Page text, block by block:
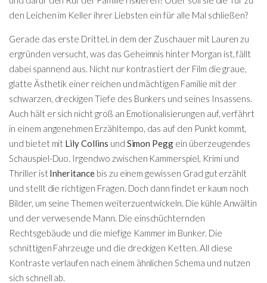
den Leichen im Keller ihrer Liebsten ein für alle Mal schließen?
Gerade das erste Drittel, in dem der Zuschauer mit Lauren zu
ergründen versucht, was das Geheimnis hinter Morgan ist, fällt
dabei spannend aus. Nicht nur kontrastiert der Film die graue,
glatte Ästhetik einer reichen und mächtigen Familie mit der
schwarzen, dreckigen Tiefe des Bunkers und seines Insassens.
Auch hält er sich nicht groß an Emotionalisierungen auf, verfährt
in einem angenehmen Erzähltempo, das auf den Punkt kommt,
und bietet mit Lily Collins und Simon Pegg ein überzeugendes
Schauspiel-Duo. Irgendwo zwischen Kammerspiel, Krimi und
Thriller ist Inheritancebis zu einem gewissen Grad gut erzählt
und stellt die richtigen Fragen. Doch dann findet er kaum noch
Bilder, um seine Themen weiterzuentwickeln. Die kühle Anwältin
und der verwesende Mann. Die einschüchternden
Rechtsgebäude und die miefige Kammer im Bunker. Die
schnittigen Fahrzeuge und die dreckigen Ketten. All diese
Kontraste verlaufen nach einem ähnlichen Schema und nutzen
sich schnell ab.